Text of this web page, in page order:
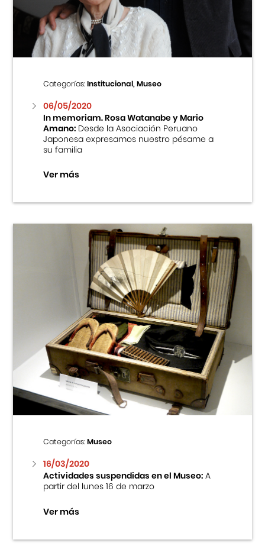
Centro Cultural Peruano Japonés
Cursos
Museo de la Inmigración Japonesa
Fondo Editorial
Teatro Peruano Japonés
Categorías:Institucional, Museo
06/05/2020
In memoriam. Rosa Watanabe y Mario
Amano:Desde la Asociación Peruano
Japonesa expresamos nuestro pésame a
su familia
Ver más
Categorías:Museo
16/03/2020
Actividades suspendidas en el Museo:A
partir del lunes 16 de marzo
Ver más